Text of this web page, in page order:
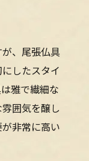
、尾張仏具
したスタイ
雅で繊細な
囲気を醸し
非常に高い